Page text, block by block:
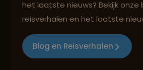
Best beoordeelde
het laatste nieuws? Bekijk onze
reisverhalen en het laatste
Blog en Reisverhalen